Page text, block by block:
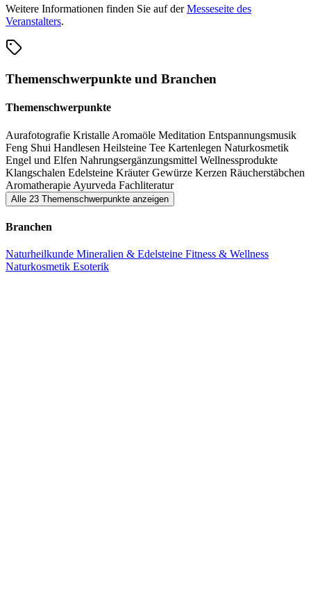
Weitere Informationen finden Sie auf derMesseseite des
Veranstalters.
Themenschwerpunkte und Branchen
Themenschwerpunkte
Aurafotografie Kristalle Aromaöle Meditation Entspannungsmusik
Feng Shui Handlesen Heilsteine Tee Kartenlegen Naturkosmetik
Engel und Elfen Nahrungsergänzungsmittel Wellnessprodukte
Klangschalen Edelsteine KräuterGewürze Kerzen Räucherstäbchen
Aromatherapie Ayurveda Fachliteratur
Alle 23 Themenschwerpunkte anzeigen
Branchen
Naturheilkunde Mineralien & Edelsteine Fitness & Wellness
Naturkosmetik Esoterik